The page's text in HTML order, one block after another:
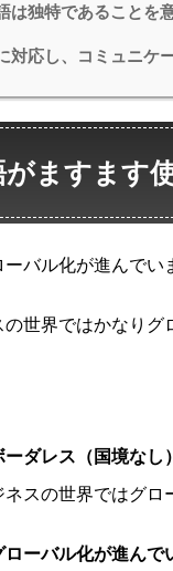
は独特であることを
対応し、コミュニケ
がますます
バル化が進んでい
世界ではかなりグ
ーダレス（国境なし）
スの世界ではグロ
ーバル化が進んで